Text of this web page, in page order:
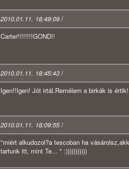
2010.01.11. 18:49:09 /
Carter!!!!!!!!GOND!!
2010.01.11. 18:45:43 /
Igen!!Igen! Jót irtál.Remélem a birkák is
2010.01.11. 18:09:55/
"miért alkudozol?a tescoban ha
tartunk itt, mint Te... " :)))))))))))